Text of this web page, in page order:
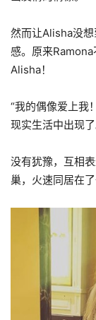
然而让Alisha没
感。原来
Alisha！
“我的偶像爱上我
现实生活中出现了
没有犹豫，互相
巢，火速同居在了